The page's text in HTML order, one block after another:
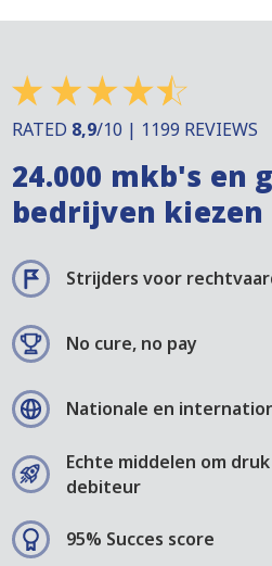
RATED 8,9/10 | 1199 REVIEWS
24.000 mkb's en
bedrijven kiezen
Strijders voor
No cure, no pay
Nationale en
Echte middelen om
debiteur
95% Succes score